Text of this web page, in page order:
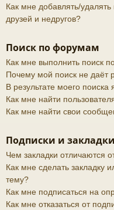
Как мне добавлять/
друзей и недругов?
Поиск по форумам
Как мне выполнить поиск
Почему мой поиск не даёт
В результате моего поиска
Как мне найти
Как мне найти свои
Подписки и закладки
Чем закладки отличаются
Как мне сделать закладку
тему?
Как мне подписаться на
Как мне отказаться от